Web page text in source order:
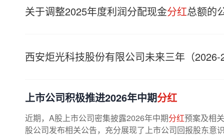
关于调整2025年度利润分配现金分红总额的
西安炬光科技股份有限公司未来三年（
上市公司积极推进2026年中期分红
近期，A股上市公司密集披露2026年中期分红预案及相
股公司发布相关公告，充分展现了上市公司回报股东意